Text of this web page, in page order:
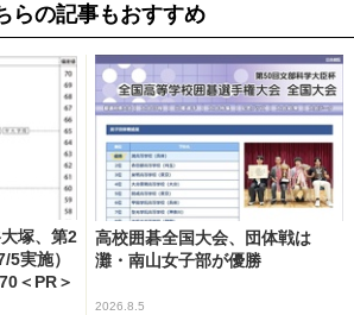
らの記事もおすすめ
塚、第2
5実施）
＜PR＞
高校囲碁全国大会、団体戦は
灘・南山女子部が優勝
2026.8.5